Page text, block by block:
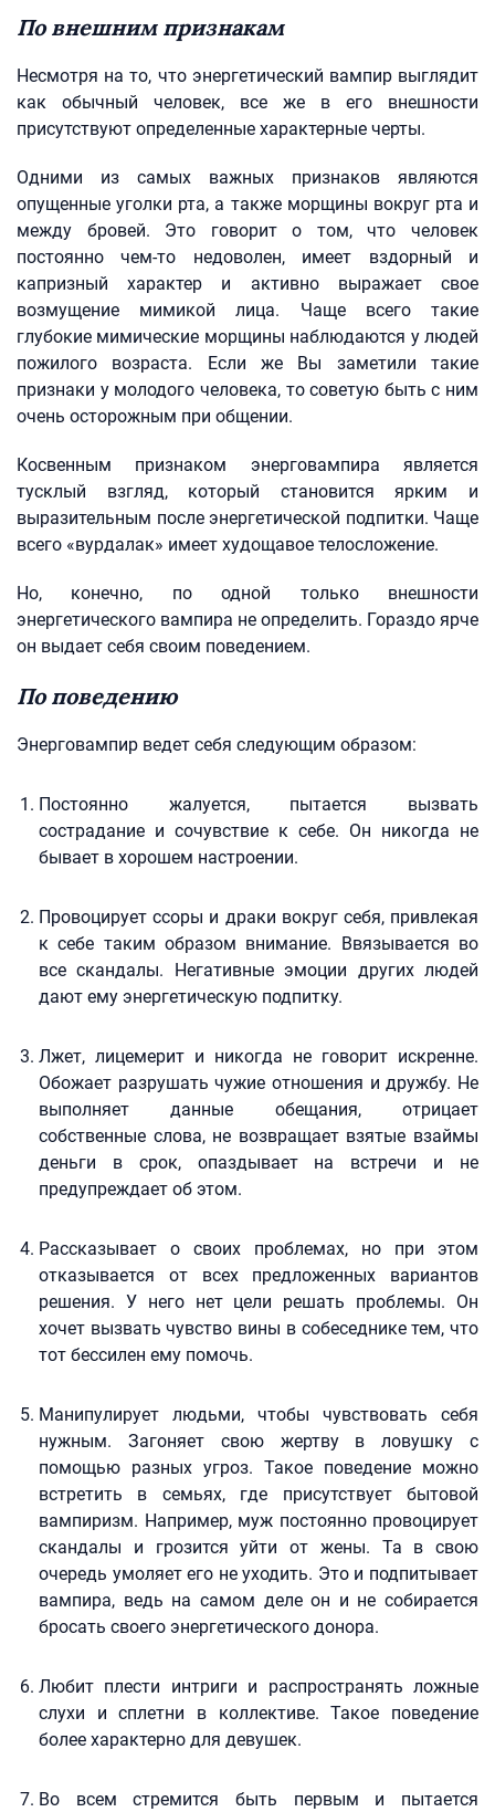
По внешним признакам
Несмотря на то, что энергетический вампир выглядит
как обычный человек, все же в его внешности
присутствуют определенные характерные черты.
Одними из самых важных признаков являются
опущенные уголки рта, а также морщины вокруг рта и
между бровей. Это говорит о том, что человек
постоянно чем-то недоволен, имеет вздорный и
капризный характер и активно выражает свое
возмущение мимикой лица. Чаще всего такие
глубокие мимические морщины наблюдаются у людей
пожилого возраста. Если же Вы заметили такие
признаки у молодого человека, то советую быть с ним
очень осторожным при общении.
Косвенным признаком энерговампира является
тусклый взгляд, который становится ярким и
выразительным после энергетической подпитки. Чаще
всего «вурдалак» имеет худощавое телосложение.
Но, конечно, по одной только внешности
энергетического вампира не определить. Гораздо ярче
он выдает себя своим поведением.
По поведению
Энерговампир ведет себя следующим образом:
Постоянно жалуется, пытается вызвать
сострадание и сочувствие к себе. Он никогда не
бывает в хорошем настроении.
Провоцирует ссоры и драки вокруг себя, привлекая
к себе таким образом внимание. Ввязывается во
все скандалы. Негативные эмоции других людей
дают ему энергетическую подпитку.
Лжет, лицемерит и никогда не говорит искренне.
Обожает разрушать чужие отношения и дружбу. Не
выполняет данные обещания, отрицает
собственные слова, не возвращает взятые взаймы
деньги в срок, опаздывает на встречи и не
предупреждает об этом.
Рассказывает о своих проблемах, но при этом
отказывается от всех предложенных вариантов
решения. У него нет цели решать проблемы. Он
хочет вызвать чувство вины в собеседнике тем, что
тот бессилен ему помочь.
Манипулирует людьми, чтобы чувствовать себя
нужным. Загоняет свою жертву в ловушку с
помощью разных угроз. Такое поведение можно
встретить в семьях, где присутствует бытовой
вампиризм. Например, муж постоянно провоцирует
скандалы и грозится уйти от жены. Та в свою
очередь умоляет его не уходить. Это и подпитывает
вампира, ведь на самом деле он и не собирается
бросать своего энергетического донора.
Любит плести интриги и распространять ложные
слухи и сплетни в коллективе. Такое поведение
более характерно для девушек.
Во всем стремится быть первым и пытается